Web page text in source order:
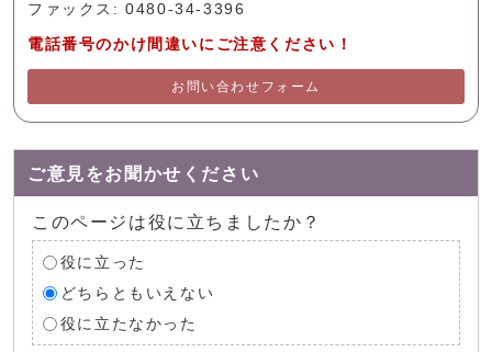
ファックス: 0480-34-3396
電話番号のかけ間違いにご注意ください！
お問い合わせフォーム
ご意見をお聞かせください
このページは役に立ちましたか？
役に立った
どちらともいえない
役に立たなかった